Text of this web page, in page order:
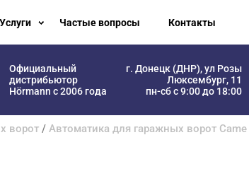
Услуги Частые вопросы Контакты
Официальный
дистрибьютор
Hörmann с 2006 года
г. Донецк (ДНР), ул Розы
Люксембург, 11
пн-сб с 9:00 до 18:00
ворот / Автоматика для гаражных ворот Came